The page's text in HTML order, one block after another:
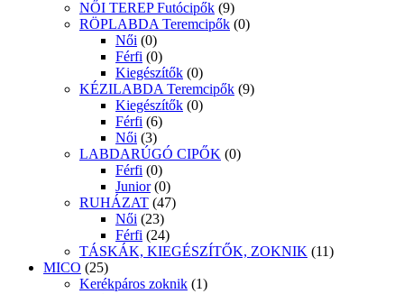
NŐI TEREP Futócipők (9)
RÖPLABDA Teremcipők (0)
Női (0)
Férfi (0)
Kiegészítők (0)
KÉZILABDA Teremcipők (9)
Kiegészítők (0)
Férfi (6)
Női (3)
LABDARÚGÓ CIPŐK (0)
Férfi (0)
Junior (0)
RUHÁZAT (47)
Női (23)
Férfi (24)
TÁSKÁK, KIEGÉSZÍTŐK, ZOKNIK (11)
MICO (25)
Kerékpáros zoknik (1)